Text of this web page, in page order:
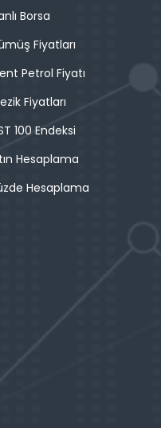
Borsa
Fiyatları
Petrol Fiyatı
Fiyatları
100 Endeksi
Hesaplama
Hesaplama